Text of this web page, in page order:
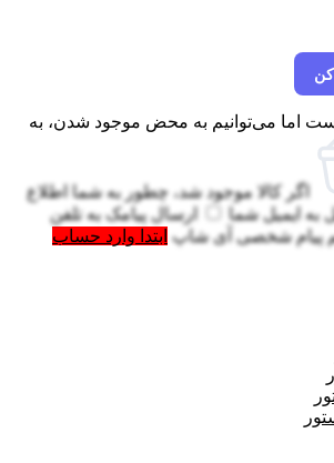
اما می‌توانیم به محض موجود شدن، به
اگر کالا موجود شد، چطور به شما اطلاع
به ایمیل شما ارسال پیامک به تلفن
پیام شخصی آی شاپ ابتدا وارد حساب